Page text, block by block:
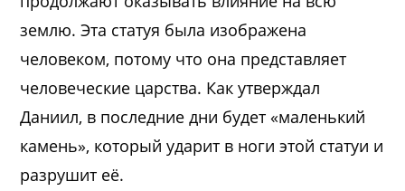
землю. Эта статуя была изображена
человеком, потому что она представляет
человеческие царства. Как утверждал
Даниил, в последние дни будет «маленький
камень», который ударит в ноги этой статуи и
разрушит её.